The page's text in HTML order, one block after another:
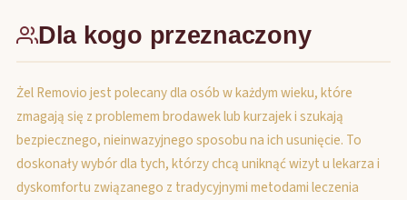
Dla kogo przeznaczony
Żel Removio jest polecany dla osób w każdym wieku, które
zmagają się z problemem brodawek lub kurzajek i szukają
bezpiecznego, nieinwazyjnego sposobu na ich usunięcie. To
doskonały wybór dla tych, którzy chcą uniknąć wizyt u lekarza i
dyskomfortu związanego z tradycyjnymi metodami leczenia